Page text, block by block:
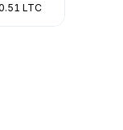
LTC